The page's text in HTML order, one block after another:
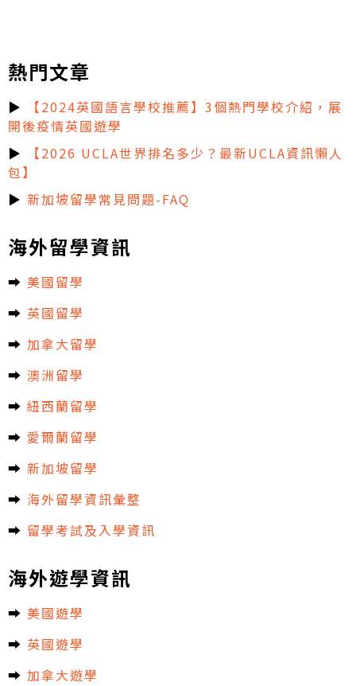
熱門文章
▶
【2024英國語言學校推薦】3個熱門學校介紹，展
開後疫情英國遊學
▶
【2026 UCLA世界排名多少？最新UCLA資訊懶人
包】
▶ 新加坡留學常見問題-FAQ
海外留學資訊
➡︎ 美國留學
➡︎ 英國留學
➡︎ 加拿大留學
➡︎ 澳洲留學
➡︎ 紐西蘭留學
➡︎ 愛爾蘭留學
➡︎ 新加坡留學
➡︎ 海外留學資訊彙整
➡︎ 留學考試及入學資訊
海外遊學資訊
➡︎ 美國遊學
➡︎ 英國遊學
➡︎ 加拿大遊學